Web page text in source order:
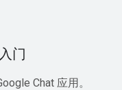
门
Chat 应用。